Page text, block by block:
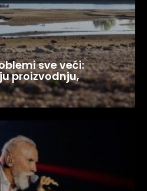
sve veći:
proizvodnju,